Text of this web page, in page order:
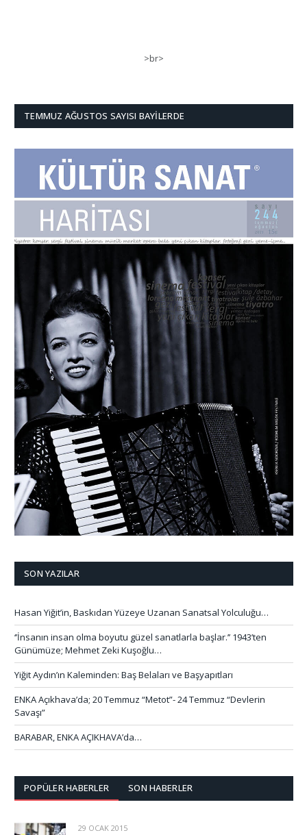
>br>
TEMMUZ AĞUSTOS SAYISI BAYILERDE
SON YAZILAR
Hasan Yiğit’in, Baskıdan Yüzeye Uzanan Sanatsal Yolculuğu…
‘’İnsanın insan olma boyutu güzel sanatlarla başlar.’’ 1943’ten
Günümüze; Mehmet Zeki Kuşoğlu…
Yiğit Aydın’ın Kaleminden: Baş Belaları ve Başyapıtları
ENKA Açıkhava’da; 20 Temmuz “Metot”- 24 Temmuz “Devlerin
Savaşı”
BARABAR, ENKA AÇIKHAVA’da…
POPÜLER HABERLER SON HABERLER
29 OCAK 2015